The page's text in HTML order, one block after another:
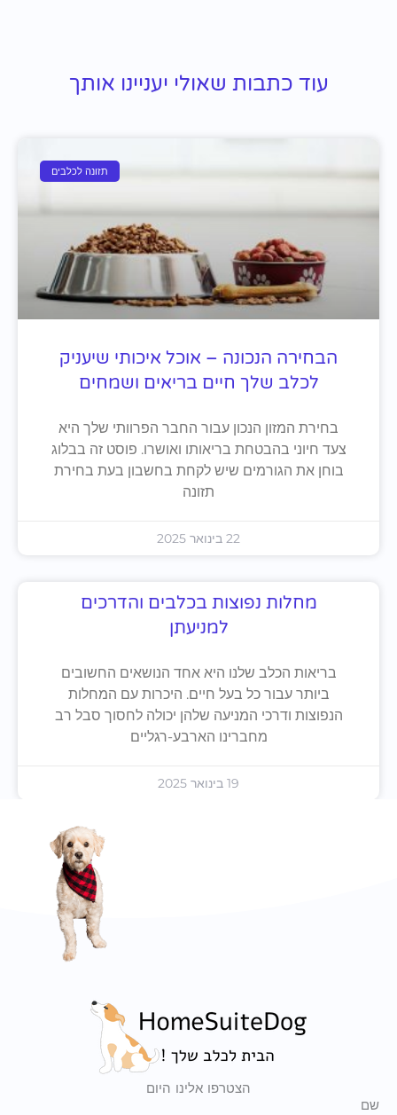
עוד כתבות שאולי יעניינו אותך
תזונה לכלבים
הבחירה הנכונה – אוכל איכותי שיעניק
לכלב שלך חיים בריאים ושמחים
בחירת המזון הנכון עבור החבר הפרוותי שלך היא
צעד חיוני בהבטחת בריאותו ואושרו. פוסט זה בבלוג
בוחן את הגורמים שיש לקחת בחשבון בעת בחירת
תזונה
22 בינואר 2025
מחלות נפוצות בכלבים והדרכים
למניעתן
בריאות הכלב שלנו היא אחד הנושאים החשובים
ביותר עבור כל בעל חיים. היכרות עם המחלות
הנפוצות ודרכי המניעה שלהן יכולה לחסוך סבל רב
מחברינו הארבע-רגליים
19 בינואר 2025
הצטרפו אלינו היום
שם